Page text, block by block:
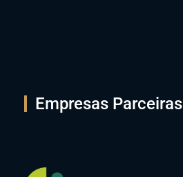
Empresas Parceiras